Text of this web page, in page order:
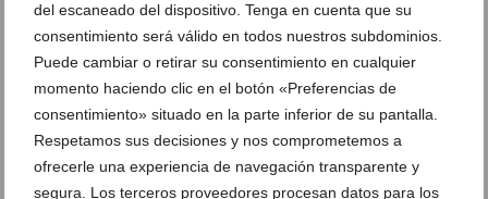
del escaneado del dispositivo. Tenga en cuenta que su
consentimiento será válido en todos nuestros subdominios.
Puede cambiar o retirar su consentimiento en cualquier
momento haciendo clic en el botón «Preferencias de
consentimiento» situado en la parte inferior de su pantalla.
Respetamos sus decisiones y nos comprometemos a
ofrecerle una experiencia de navegación transparente y
segura. Los terceros proveedores procesan datos para los